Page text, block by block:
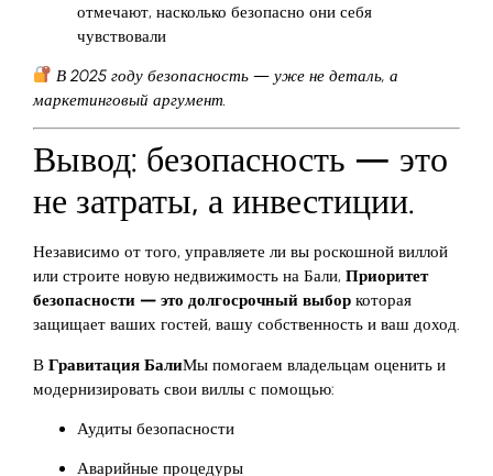
отмечают, насколько безопасно они себя
чувствовали
В 2025 году безопасность — уже не деталь, а
маркетинговый аргумент.
Вывод: безопасность — это
не затраты, а инвестиции.
Независимо от того, управляете ли вы роскошной виллой
или строите новую недвижимость на Бали, Приоритет
безопасности — это долгосрочный выбор которая
защищает ваших гостей, вашу собственность и ваш доход.
В Гравитация БалиМы помогаем владельцам оценить и
модернизировать свои виллы с помощью:
Аудиты безопасности
Аварийные процедуры